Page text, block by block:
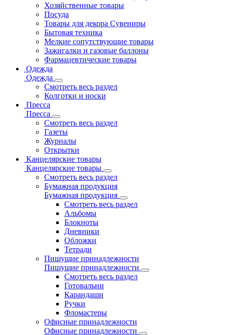
Хозяйственные товары
Посуда
Товары для декора Сувениры
Бытовая техника
Мелкие сопутствующие товары
Зажигалки и газовые баллоны
Фармацевтические товары
Одежда
Одежда
Смотреть весь раздел
Колготки и носки
Пресса
Пресса
Смотреть весь раздел
Газеты
Журналы
Открытки
Канцелярские товары
Канцелярские товары
Смотреть весь раздел
Бумажная продукция
Бумажная продукция
Смотреть весь раздел
Альбомы
Блокноты
Дневники
Обложки
Тетради
Пишущие принадлежности
Пишущие принадлежности
Смотреть весь раздел
Готовальни
Карандаши
Ручки
Фломастеры
Офисные принадлежности
Офисные принадлежности